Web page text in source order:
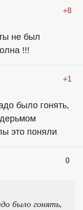
+8
не был
!!!
+1
было гонять,
дерьмом
это поняли
0
было гонять,